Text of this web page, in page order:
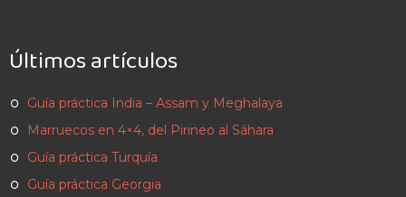
Últimos artículos
Guía práctica India – Assam y Meghalaya
Marruecos en 4×4, del Pirineo al Sáhara
Guía práctica Turquía
Guía práctica Georgia